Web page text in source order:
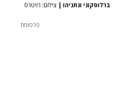
ברלוסקוני ונתניהו | צילום: רויטרס
פרסומת